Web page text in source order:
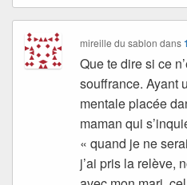
mireille du sablon dans
Que te dire si ce
souffrance. Ayant
mentale placée
maman qui
« quand je ne
j’ai pris la relève,